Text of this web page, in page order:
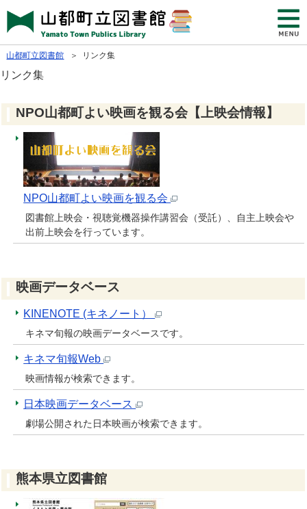
山都町立図書館 ＞ リンク集
リンク集
NPO山都町よい映画を観る会【上映会情報】
NPO山都町よい映画を観る会
図書館上映会・視聴覚機器操作講習会（受託）、自主上映会や
出前上映会を行っています。
映画データベース
KINENOTE (キネノート）
キネマ旬報の映画データベースです。
キネマ旬報Web
映画情報が検索できます。
日本映画データベース
劇場公開された日本映画が検索できます。
熊本県立図書館